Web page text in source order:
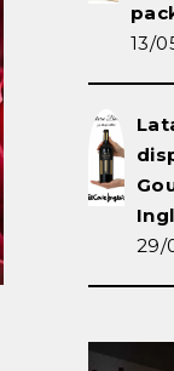
13/
29/